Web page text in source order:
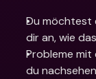
Du möchtest
dir an, wie
Probleme mit
du